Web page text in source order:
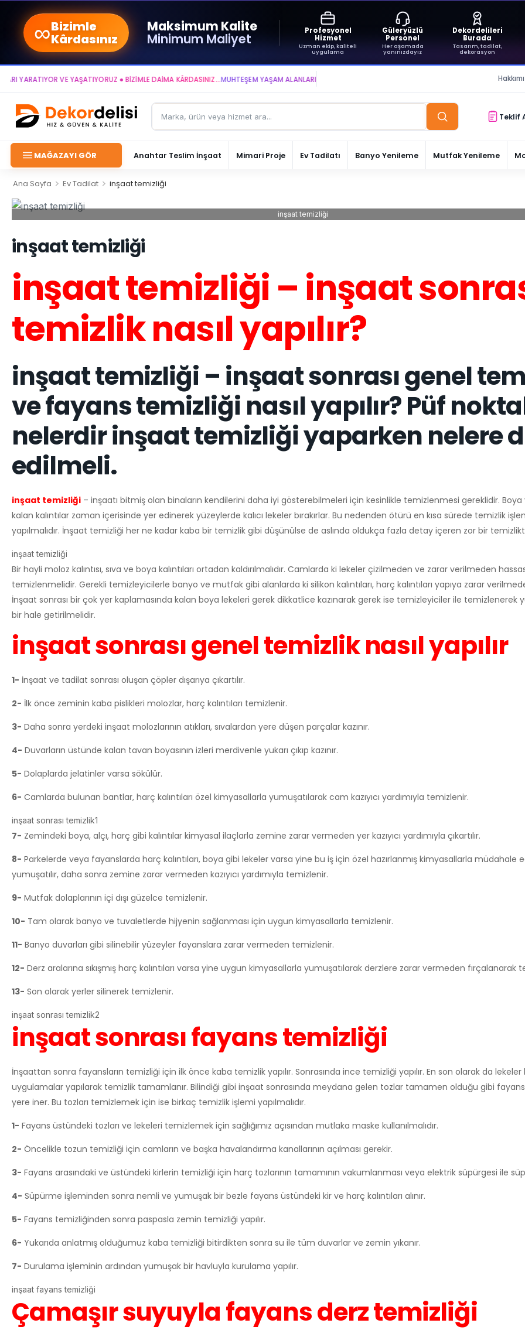
∞Bizimle
Kârdasınız
Maksimum Kalite
Minimum Maliyet
Profesyonel
Hizmet
Uzman ekip, kaliteli
uygulama
Güleryüzlü
Personel
Her aşamada
yanınızdayız
Dekordelileri
Burada
Tasarım, tadilat,
dekorasyon
YARATIYOR VE YAŞATIYORUZ ● BİZİMLE DAİMA KÂRDASINIZ...MUHTEŞEM YAŞAM ALANLARI YARATIYOR VE YAŞATIYORUZ ● BİZİMLE DAİMA KÂRDASINIZ...
Teklif
MAĞAZAYI GÖR Anahtar Teslim İnşaat Mimari Proje Ev Tadilatı Banyo Yenileme Mutfak Yenileme
Ana Sayfa > Ev Tadilat > inşaat temizliği
inşaat temizliği
inşaat temizliği
inşaat temizliği – inşaat
temizlik nasıl yapılır?
inşaat temizliği – inşaat sonrası genel
ve fayans temizliği nasıl yapılır? Püf
nelerdir inşaat temizliği yaparken nelere
edilmeli.
inşaat temizliği – inşaatı bitmiş olan binaların kendilerini daha iyi gösterebilmeleri için kesinlikle temizlenmesi gereklidir.
kalan kalıntılar zaman içerisinde yer edinerek yüzeylerde kalıcı lekeler bırakırlar. Bu nedenden ötürü en kısa sürede temizlik
yapılmalıdır. İnşaat temizliği her ne kadar kaba bir temizlik gibi düşünülse de aslında oldukça fazla detay içeren zor bir
inşaat temizliği
Bir hayli moloz kalıntısı, sıva ve boya kalıntıları ortadan kaldırılmalıdır. Camlarda ki lekeler çizilmeden ve zarar verilmeden
temizlenmelidir. Gerekli temizleyicilerle banyo ve mutfak gibi alanlarda ki silikon kalıntıları, harç kalıntıları yapıya zarar
İnşaat sonrası bir çok yer kaplamasında kalan boya lekeleri gerek dikkatlice kazınarak gerek ise temizleyiciler ile temizlenerek
bir hale getirilmelidir.
inşaat sonrası genel temizlik nasıl yapılır
1- İnşaat ve tadilat sonrası oluşan çöpler dışarıya çıkartılır.
2- İlk önce zeminin kaba pislikleri molozlar, harç kalıntıları temizlenir.
3- Daha sonra yerdeki inşaat molozlarının atıkları, sıvalardan yere düşen parçalar kazınır.
4- Duvarların üstünde kalan tavan boyasının izleri merdivenle yukarı çıkıp kazınır.
5- Dolaplarda jelatinler varsa sökülür.
6- Camlarda bulunan bantlar, harç kalıntıları özel kimyasallarla yumuşatılarak cam kazıyıcı yardımıyla temizlenir.
inşaat sonrası temizlik1
7- Zemindeki boya, alçı, harç gibi kalıntılar kimyasal ilaçlarla zemine zarar vermeden yer kazıyıcı yardımıyla çıkartılır.
8- Parkelerde veya fayanslarda harç kalıntıları, boya gibi lekeler varsa yine bu iş için özel hazırlanmış kimyasallarla müdahale
yumuşatılır, daha sonra zemine zarar vermeden kazıyıcı yardımıyla temizlenir.
9- Mutfak dolaplarının içi dışı güzelce temizlenir.
10- Tam olarak banyo ve tuvaletlerde hijyenin sağlanması için uygun kimyasallarla temizlenir.
11- Banyo duvarları gibi silinebilir yüzeyler fayanslara zarar vermeden temizlenir.
12- Derz aralarına sıkışmış harç kalıntıları varsa yine uygun kimyasallarla yumuşatılarak derzlere zarar vermeden fırçalanarak
13- Son olarak yerler silinerek temizlenir.
inşaat sonrası temizlik2
inşaat sonrası fayans temizliği
İnşaattan sonra fayansların temizliği için ilk önce kaba temizlik yapılır. Sonrasında ince temizliği yapılır. En son olarak da
uygulamalar yapılarak temizlik tamamlanır. Bilindiği gibi inşaat sonrasında meydana gelen tozlar tamamen olduğu gibi
yere iner. Bu tozları temizlemek için ise birkaç temizlik işlemi yapılmalıdır.
1- Fayans üstündeki tozları ve lekeleri temizlemek için sağlığımız açısından mutlaka maske kullanılmalıdır.
2- Öncelikle tozun temizliği için camların ve başka havalandırma kanallarının açılması gerekir.
3- Fayans arasındaki ve üstündeki kirlerin temizliği için harç tozlarının tamamının vakumlanması veya elektrik süpürgesi ile
4- Süpürme işleminden sonra nemli ve yumuşak bir bezle fayans üstündeki kir ve harç kalıntıları alınır.
5- Fayans temizliğinden sonra paspasla zemin temizliği yapılır.
6- Yukarıda anlatmış olduğumuz kaba temizliği bitirdikten sonra su ile tüm duvarlar ve zemin yıkanır.
7- Durulama işleminin ardından yumuşak bir havluyla kurulama yapılır.
inşaat fayans temizliği
Çamaşır suyuyla fayans derz temizliği